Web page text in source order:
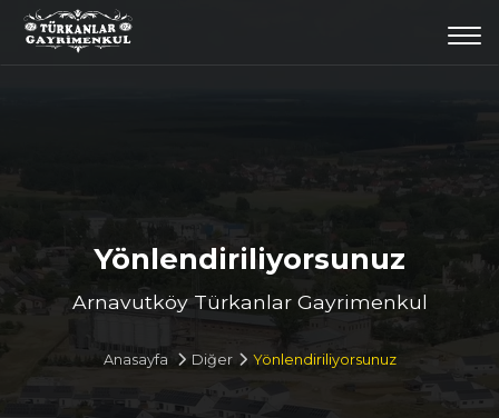
Yönlendiriliyorsunuz
Arnavutköy Türkanlar Gayrimenkul
Anasayfa Diğer Yönlendiriliyorsunuz